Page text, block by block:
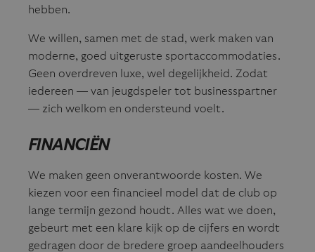
hebben.
We willen, samen met de stad, werk maken van
moderne, goed uitgeruste sportaccommodaties.
Geen overdreven luxe, wel degelijkheid. Zodat
iedereen — van jeugdspeler tot businesspartner
— zich welkom en ondersteund voelt.
FINANCIËN
We maken geen onverantwoorde kosten. We
kiezen voor een financieel model dat de club op
lange termijn gezond houdt. Alles wat we doen,
gebeurt met een klare kijk op de cijfers en wordt
gedragen door de bredere groep aandeelhouders